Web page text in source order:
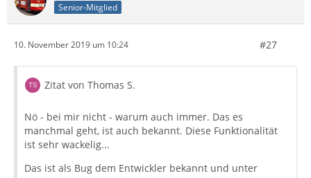
Senior-Mitglied
10. November 2019 um 10:24 #27
Zitat von Thomas S.
Nö - bei mir nicht - warum auch immer. Das es
manchmal geht, ist auch bekannt. Diese Funktionalität
ist sehr wackelig...
Das ist als Bug dem Entwickler bekannt und unter